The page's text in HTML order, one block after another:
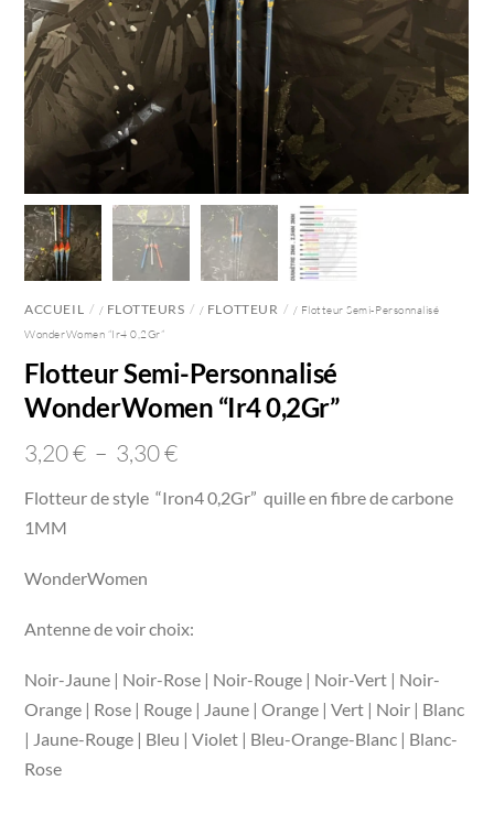
ACCUEIL / FLOTTEURS / FLOTTEUR
/ Flotteur Semi-Personnalisé
WonderWomen “Ir4 0,2Gr”
Flotteur Semi-Personnalisé
WonderWomen “Ir4 0,2Gr”
3,20€ – 3,30€Plage
prix :
Flotteur de style “Iron4 0,2Gr” quille en fibre de carbone
1MM
WonderWomen
Antenne de voir choix:
Noir-Jaune | Noir-Rose | Noir-Rouge | Noir-Vert | Noir-
Orange | Rose | Rouge | Jaune | Orange | Vert | Noir | Blanc
| Jaune-Rouge | Bleu | Violet | Bleu-Orange-Blanc | Blanc-
Rose